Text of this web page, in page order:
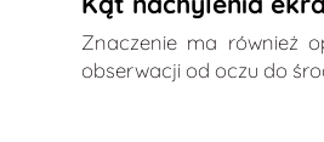
Znaczenie ma również
obserwacji od oczu do